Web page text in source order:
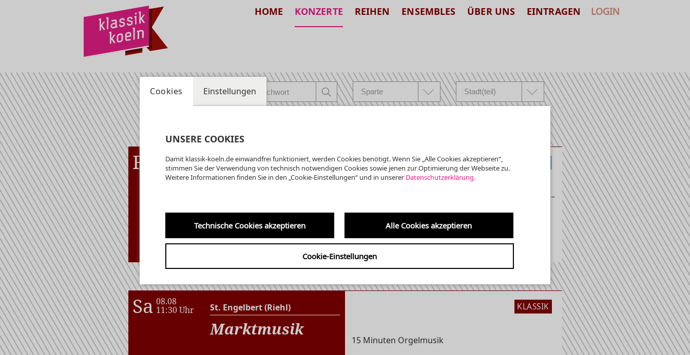
HOME KONZERTE REIHEN ENSEMBLES ÜBER UNS EINTRAGEN LOGIN
Fr 07.08
19:00 Uhr Krypta der Kreuzkirche
am 7. um 7 ·
Die
Kryptaorgel
wird 10!
KLASSIK, ALTE MUSIK
Krypta der Kreuzkirche
Am 1. Oktober 2016 wurde die »Neue Kryptaorgel« –
Sa 08.08
11:30 Uhr St. Engelbert (Riehl)
Marktmusik
KLASSIK
15 Minuten Orgelmusik
Cookies Einstellungen
UNSERE COOKIES
Damit klassik-koeln.de einwandfrei funktioniert, werden Cookies benötigt. Wenn Sie „Alle Cookies akzeptieren“,
stimmen Sie der Verwendung von technisch notwendigen Cookies sowie jenen zur Optimierung der Webseite zu.
Weitere Informationen finden Sie in den „Cookie-Einstellungen“ und in unserer Datenschutzerklärung.
Technische Cookies akzeptieren Alle Cookies akzeptieren
Cookie-Einstellungen